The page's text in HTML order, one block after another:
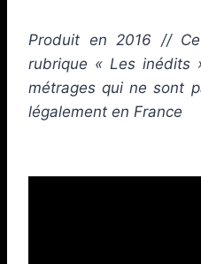
Produit en 2016 //
rubrique « Les inédits
métrages qui ne sont
légalement en France